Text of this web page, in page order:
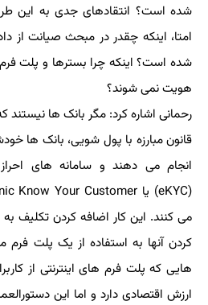
شده است؟ انتقادهای جدی به این
امتا، اینکه چقدر در مبحث صیانت از
شده است؟ اینکه چرا بسترها و پلت
هویت نمی شوند؟
رحمانی اشاره کرد: مگر بانک ها نیستند
قانون مبارزه با پول شویی، بانک ها
انجام می دهند و سامانه های
می کنند. این کار اضافه کردن
کردن آنها به استفاده از یک پلت فرم
هایی که پلت فرم های اینترنتی از
ارزش اقتصادی دارد و اما این